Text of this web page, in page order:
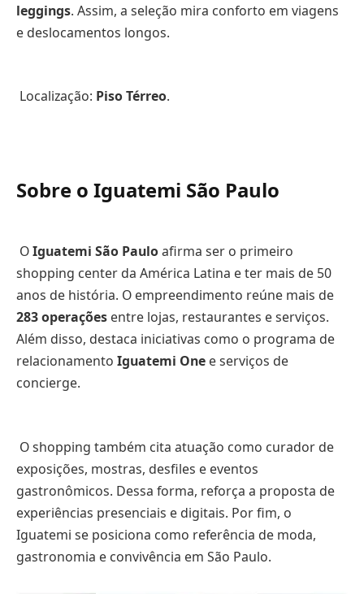
leggings. Assim, a seleção mira conforto em viagens
e deslocamentos longos.
Localização: Piso Térreo.
Sobre o Iguatemi São Paulo
OIguatemi São Pauloafirma ser o primeiro
shopping center da América Latina e ter mais de 50
anos de história. O empreendimento reúne mais de
283 operações entre lojas, restaurantes e serviços.
Além disso, destaca iniciativas como o programa de
relacionamento Iguatemi One e serviços de
concierge.
O shopping também cita atuação como curador de
exposições, mostras, desfiles e eventos
gastronômicos. Dessa forma, reforça a proposta de
experiências presenciais e digitais. Por fim, o
Iguatemi se posiciona como referência de moda,
gastronomia e convivência em São Paulo.